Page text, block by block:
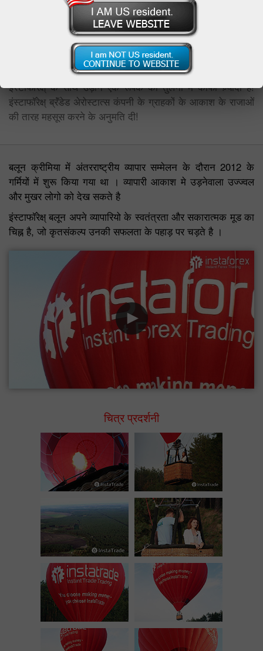
इस पर आधिकारिक लोगो के साथ अपने ब्रांडेड अेरोस्टत का प्रदर्शन
इंस्टाफॉरेक्ष् के साथ व्यापार से दिनचर्या ,परेशानियों और वित्तीय समस्याओं
से उपर जाने का अवसर है और अपने पसंदीदा गतिविधि में उतर रही है ।
आप कही भी और कभी भी आराम से व्यापार कर सकते है। अब
इंस्टाफॉरेक्ष् के साथ उड़ान एक रूपक की तुलना में काफी ज़्यादा है!
इंस्टाफॉरेक्ष् ब्रॅंडेड अेरोस्टात्स कंपनी के ग्राहकों के आकाश के राजाओं
की तारह महसूस करने के अनुमति दी!
बलून क्रीमिया में अंतरराष्ट्रीय व्यापार सम्मेलन के दौरान 2012 के
गर्मियों में शुरू किया गया था । व्यापारी आकाश मे उड़नेवाला उज्ज्वल
और मुखर लोगो को देख सकते है
इंस्टाफॉरेक्ष् बलून अपने व्यापारियो के स्वतंत्रता और सकारात्मक मूड का
चिह्न है, जो कृतसंकल्प उनकी सफलता के पहाड़ पर चड़ते है ।
चित्र प्रदर्शनी